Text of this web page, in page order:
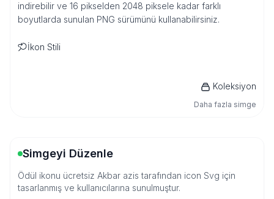
indirebilir ve 16 pikselden 2048 piksele kadar farklı
boyutlarda sunulan PNG sürümünü kullanabilirsiniz.
İkon Stili
Koleksiyon
Daha fazla simge
Simgeyi Düzenle
Ödül ikonu ücretsiz Akbar azis tarafından icon Svg için
tasarlanmış ve kullanıcılarına sunulmuştur.